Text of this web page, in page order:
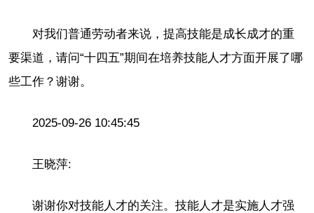
对我们普通劳动者来说，提高技能是成长成才的重
要渠道，请问“十四五”期间在培养技能人才方面开展了哪
些工作？谢谢。
2025-09-26 10:45:45
王晓萍:
谢谢你对技能人才的关注。技能人才是实施人才强